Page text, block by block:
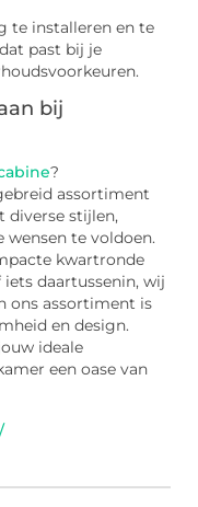
te installeren en te
past bij je
bij
?
assortiment
diverse stijlen,
te voldoen.
kwartronde
daartussenin, wij
ons assortiment is
en design.
ideale
een oase van